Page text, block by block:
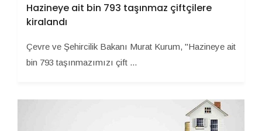
Hazineye ait bin 793 taşınmaz çiftçilere
kiralandı
Çevre ve Şehircilik Bakanı Murat Kurum, "Hazineye ait
bin 793 taşınmazımızı çift ...